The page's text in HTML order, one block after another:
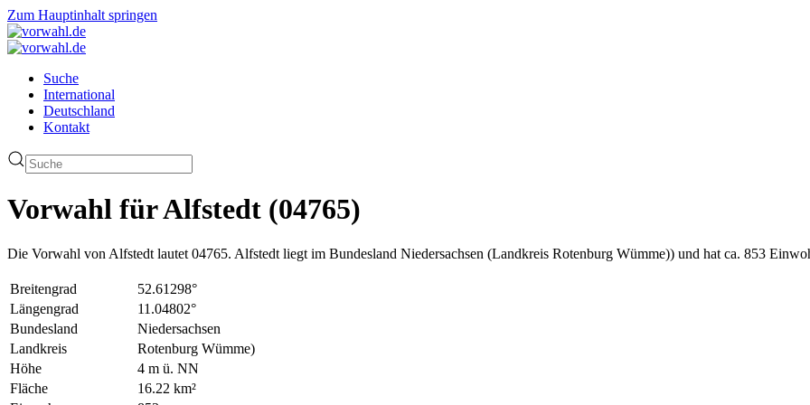
Zum Hauptinhalt springen
Suche
International
Deutschland
Kontakt
Vorwahl für Alfstedt (04765)
Die Vorwahl von Alfstedt lautet 04765. Alfstedt liegt im Bundesland Niedersachsen (Landkreis Rotenburg Wümme)) und hat ca. 853
Breitengrad
52.61298°
Längengrad
11.04802°
Bundesland
Niedersachsen
Landkreis
Rotenburg Wümme)
Höhe
4 m ü. NN
Fläche
16.22 km²